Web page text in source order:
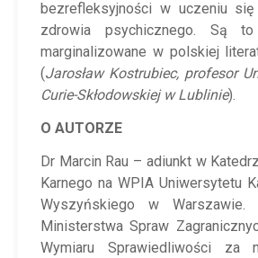
bezrefleksyjności w uczeniu
zdrowia psychicznego. Są
marginalizowane w polskiej
(Jarosław Kostrubiec, profesor
Curie-Skłodowskiej w Lublinie).
O AUTORZE
Dr Marcin Rau – adiunkt w
Karnego na WPIA Uniwersytetu
Wyszyńskiego w Warszawie.
Ministerstwa Spraw
Wymiaru Sprawiedliwości za